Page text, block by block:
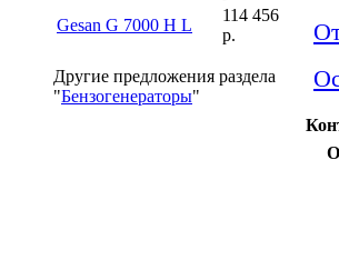
Gesan G 7000 H L
114 456
р.
Другие предложения раздела
"Бензогенераторы"